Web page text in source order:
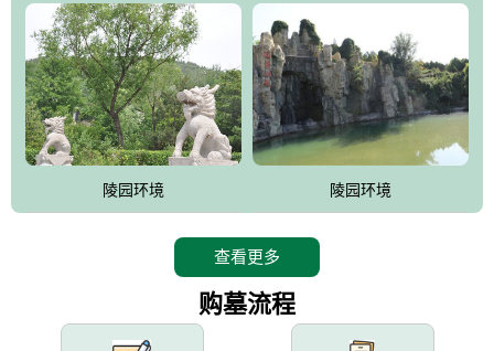
陵园环境 陵园环境
查看更多
购墓流程